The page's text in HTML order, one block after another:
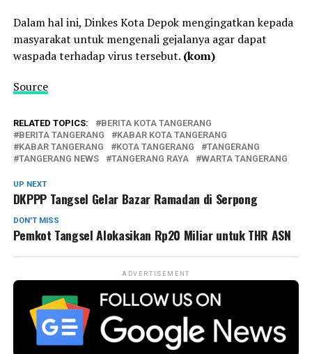
Dalam hal ini, Dinkes Kota Depok mengingatkan kepada
masyarakat untuk mengenali gejalanya agar dapat
waspada terhadap virus tersebut. (kom)
Source
RELATED TOPICS:
BERITA KOTA TANGERANG
BERITA TANGERANG
KABAR KOTA TANGERANG
KABAR TANGERANG
KOTA TANGERANG
TANGERANG
TANGERANG NEWS
TANGERANG RAYA WARTA TANGERANG
UP NEXT
DKPPP Tangsel Gelar Bazar Ramadan di Serpong
DON'T MISS
Pemkot Tangsel Alokasikan Rp20 Miliar untuk THR ASN
ADVERTISEMENT